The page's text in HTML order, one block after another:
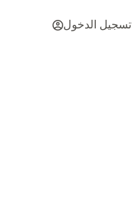
تسجيل الدخول